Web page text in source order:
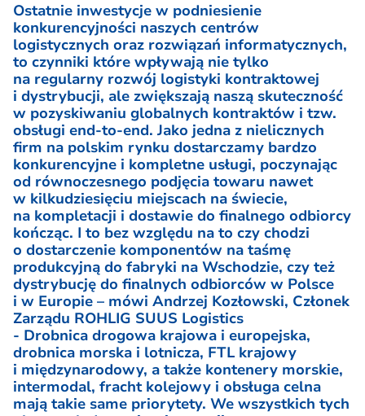
Ostatnie inwestycje w podniesienie
konkurencyjności naszych centrów
logistycznych oraz rozwiązań informatycznych,
to czynniki które wpływają nie tylko
na regularny rozwój logistyki kontraktowej
i dystrybucji, ale zwiększają naszą skuteczność
w pozyskiwaniu globalnych kontraktów i tzw.
obsługi end-to-end. Jako jedna z nielicznych
firm na polskim rynku dostarczamy bardzo
konkurencyjne i kompletne usługi, poczynając
od równoczesnego podjęcia towaru nawet
w kilkudziesięciu miejscach na świecie,
na kompletacji i dostawie do finalnego odbiorcy
kończąc. I to bez względu na to czy chodzi
o dostarczenie komponentów na taśmę
produkcyjną do fabryki na Wschodzie, czy też
dystrybucję do finalnych odbiorców w Polsce
i w Europie – mówi Andrzej Kozłowski, Członek
Zarządu ROHLIG SUUS Logistics
- Drobnica drogowa krajowa i europejska,
drobnica morska i lotnicza, FTL krajowy
i międzynarodowy, a także kontenery morskie,
intermodal, fracht kolejowy i obsługa celna
mają takie same priorytety. We wszystkich tych